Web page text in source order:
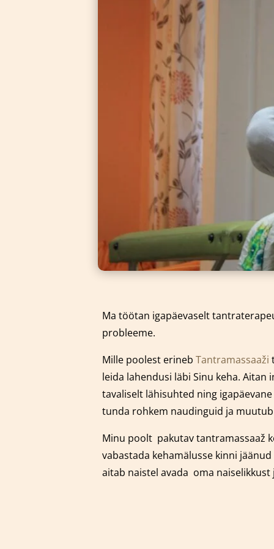
Ma töötan igapäevaselt
probleeme.
Mille poolest erineb Tantramassaaži
leida lahendusi läbi Sinu keha.
tavaliselt lähisuhted ning
tunda rohkem naudinguid ja
Minu poolt pakutav tantramassaaž
vabastada kehamälusse kinni
aitab naistel avada oma naiselikkust